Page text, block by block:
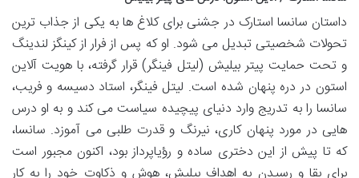
داستان سانسا استارک در جشنی برای کلاغ ها به یکی از جذاب ترین
تحولات شخصیتی تبدیل می شود. او که پس از فرار از کینگز لندینگ
و تحت حمایت پیتر بیلیش (لیتل فینگر) قرار گرفته، با هویت آلاین
استون در دره پنهان شده است. لیتل فینگر، استاد دسیسه و فریب،
سانسا را به تدریج وارد دنیای پیچیده سیاست می کند و به او درس
هایی در مورد پنهان کاری، نیرنگ و قدرت طلبی می آموزد. سانسا،
که تا پیش از این دختری ساده و رؤیاپرداز بود، اکنون مجبور است
برای بقا و رسیدن به اهداف بیلیش، هوش و ذکاوت خود را به کار